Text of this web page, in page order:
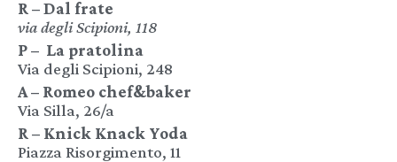
R – Dal frate
via degli Scipioni, 118
P – La pratolina
Via degli Scipioni, 248
A – Romeo chef&baker
Via Silla, 26/a
R – Knick Knack Yoda
Piazza Risorgimento, 11